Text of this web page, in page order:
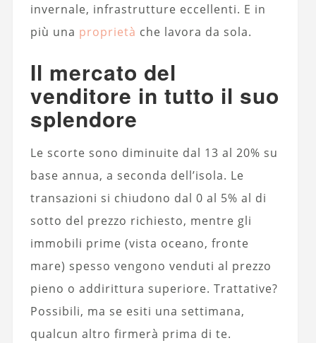
invernale, infrastrutture eccellenti. E in
più una proprietà che lavora da sola.
Il mercato del
venditore in tutto il suo
splendore
Le scorte sono diminuite dal 13 al 20% su
base annua, a seconda dell’isola. Le
transazioni si chiudono dal 0 al 5% al di
sotto del prezzo richiesto, mentre gli
immobili prime (vista oceano, fronte
mare) spesso vengono venduti al prezzo
pieno o addirittura superiore. Trattative?
Possibili, ma se esiti una settimana,
qualcun altro firmerà prima di te.